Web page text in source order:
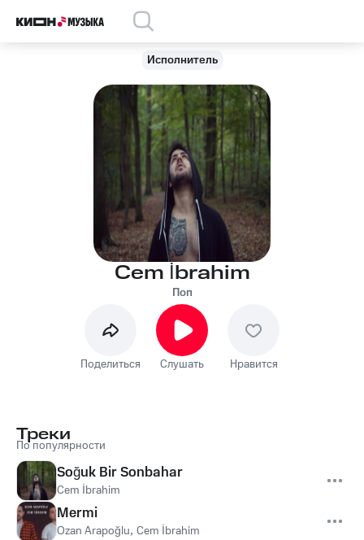
Исполнитель
Cem İbrahim
Поп
Поделиться Слушать Нравится
Треки
По популярности
Soğuk Bir Sonbahar
Cem İbrahim
Mermi
Ozan Arapoğlu, Cem İbrahim